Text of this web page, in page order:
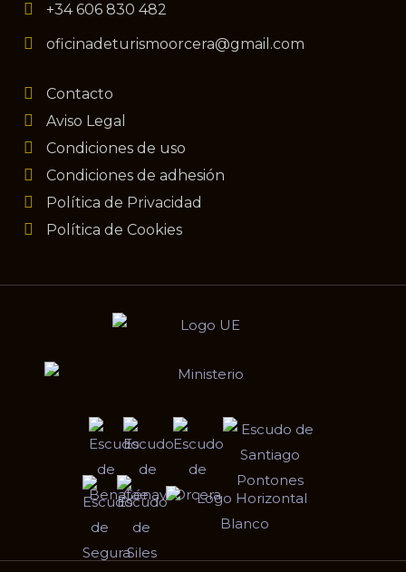
+34 606 830 482
oficinadeturismoorcera@gmail.com
Contacto
Aviso Legal
Condiciones de uso
Condiciones de adhesión
Política de Privacidad
Política de Cookies